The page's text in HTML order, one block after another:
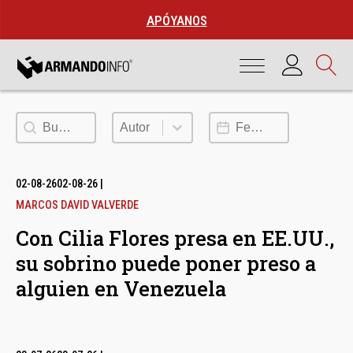
APÓYANOS
Buscar Autor
Autor Fecha de publicación
02-08-2602-08-26
MARCOS DAVID VALVERDE
Con Cilia Flores presa en EE.UU.,
su sobrino puede poner preso a
alguien en Venezuela